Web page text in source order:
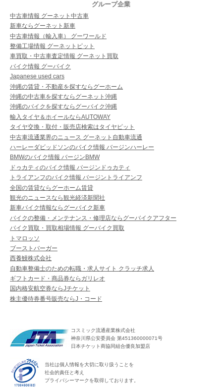
グループ企業
中古車情報 グーネット中古車
新車ならグーネット新車
中古車情報（輸入車） グーワールド
整備工場情報 グーネットピット
車買取・中古車査定情報 グーネット買取
バイク情報 グーバイク
Japanese used cars
沖縄の賃貸・不動産を探すならグーホーム
沖縄の中古車を探すならグーネット沖縄
沖縄のバイクを探すならグーバイク沖縄
輸入タイヤ＆ホイールならAUTOWAY
タイヤ交換・取付・販売店検索はタイヤピット
中古車流通業界のニュース グーネット自動車流通
ハーレーダビッドソンのバイク情報 バージンハーレー
BMWのバイク情報 バージンBMW
ドゥカティのバイク情報 バージンドゥカティ
トライアンフのバイク情報 バージントライアンフ
全国の賃貸ならグーホーム賃貸
観光のニュースなら観光経済新聞社
新車バイク情報ならグーバイク新車
バイクの整備・メンテナンス・修理店ならグーバイクアフター
バイク買取・買取相場情報 グーバイク買取
トマロッソ
ブーストバーガー
西養鰻株式会社
自動車整備士のための転職・求人サイト クラッチ求人
ギフトカード・商品券ならガリレオ
国内格安航空券ならJチケット
株主優待券番号販売ならJ・コード
コスミック流通産業株式会社
神奈川県公安委員会 第451360000071号
日本チケット商協同組合優良加盟店
当社は個人情報を大切に取り扱うことを
社会的責任と考え
プライバシーマークを取得しております。